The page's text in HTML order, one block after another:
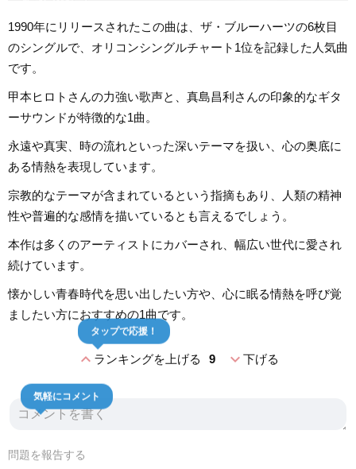
1990年にリリースされたこの曲は、ザ・ブルーハーツの6枚目
のシングルで、オリコンシングルチャート1位を記録した人気曲
です。
甲本ヒロトさんの力強い歌声と、真島昌利さんの印象的なギタ
ーサウンドが特徴的な1曲。
永遠や真実、時の流れといった深いテーマを扱い、心の奥底に
ある情熱を表現しています。
宗教的なテーマが含まれているという指摘もあり、人類の精神
性や普遍的な感情を描いているとも言えるでしょう。
本作は多くのアーティストにカバーされ、幅広い世代に愛され
続けています。
懐かしい青春時代を思い出したい方や、心に眠る情熱を呼び覚
ましたい方におすすめの1曲です。
expand_lessランキングを上げる 9
タップで応援！
expand_more下げる
気軽にコメント
問題を報告する